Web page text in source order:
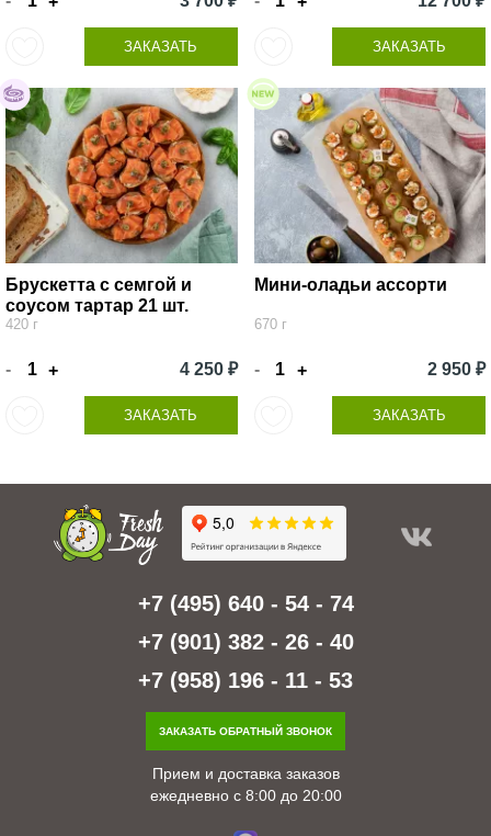
ЗАКАЗАТЬ ЗАКАЗАТЬ
Брускетта с семгой и
соусом тартар 21 шт.
420 г
- + 4 250 ₽
ЗАКАЗАТЬ
Мини-оладьи ассорти
670 г
- + 2 950 ₽
ЗАКАЗАТЬ
+7 (495) 640 - 54 - 74
+7 (901) 382 - 26 - 40
+7 (958) 196 - 11 - 53
ЗАКАЗАТЬ ОБРАТНЫЙ ЗВОНОК
Прием и доставка заказов
ежедневно с 8:00 до 20:00